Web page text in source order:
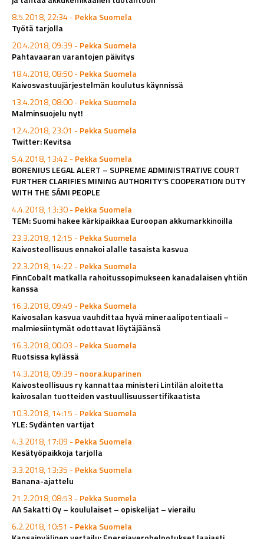
8.5.2018, 22:34 -Pekka Suomela
Työtä tarjolla
20.4.2018, 09:39 -Pekka Suomela
Pahtavaaran varantojen päivitys
18.4.2018, 08:50 -Pekka Suomela
Kaivosvastuujärjestelmän koulutus käynnissä
13.4.2018, 08:00 -Pekka Suomela
Malminsuojelu nyt!
12.4.2018, 23:01 -Pekka Suomela
Twitter: Kevitsa
5.4.2018, 13:42 -Pekka Suomela
BORENIUS LEGAL ALERT – SUPREME ADMINISTRATIVE COURT
FURTHER CLARIFIES MINING AUTHORITY’S COOPERATION DUTY
WITH THE SÁMI PEOPLE
4.4.2018, 13:30 -Pekka Suomela
TEM: Suomi hakee kärkipaikkaa Euroopan akkumarkkinoilla
23.3.2018, 12:15 -Pekka Suomela
Kaivosteollisuus ennakoi alalle tasaista kasvua
22.3.2018, 14:22 -Pekka Suomela
FinnCobalt matkalla rahoitussopimukseen kanadalaisen yhtiön
kanssa
16.3.2018, 09:49 -Pekka Suomela
Kaivosalan kasvua vauhdittaa hyvä mineraalipotentiaali –
malmiesiintymät odottavat löytäjäänsä
16.3.2018, 00:03 -Pekka Suomela
Ruotsissa kylässä
14.3.2018, 09:39 -noora.kuparinen
Kaivosteollisuus ry kannattaa ministeri Lintilän aloitetta
kaivosalan tuotteiden vastuullisuussertifikaatista
10.3.2018, 14:15 -Pekka Suomela
YLE: Sydänten vartijat
4.3.2018, 17:09 -Pekka Suomela
Kesätyöpaikkoja tarjolla
3.3.2018, 13:35 -Pekka Suomela
Banana-ajattelu
21.2.2018, 08:53 -Pekka Suomela
AA Sakatti Oy – koululaiset – opiskelijat – vierailu
6.2.2018, 10:51 -Pekka Suomela